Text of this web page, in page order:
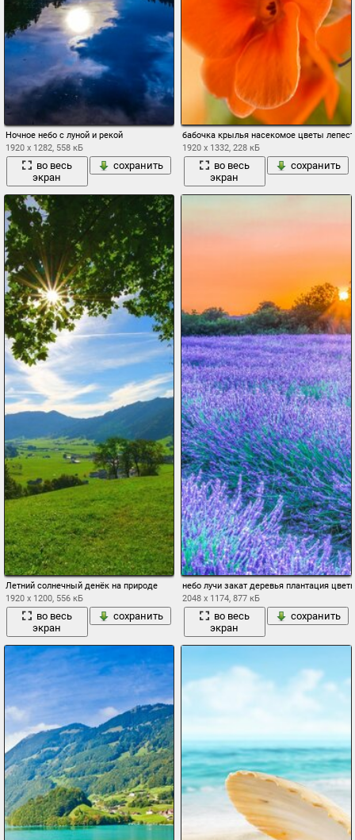
Ночное небо с луной и рекой
1920 x 1282, 558 кБ
во весь
экран
сохранить
бабочка крылья насекомое цветы
1920 x 1332, 228 кБ
во весь
экран
сохранить
Летний солнечный денёк на природе
1920 x 1200, 556 кБ
во весь
экран
сохранить
небо лучи закат деревья плантация
2048 x 1174, 877 кБ
во весь
экран
сохранить